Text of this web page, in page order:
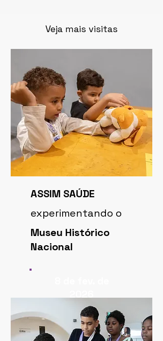
Veja mais visitas
ASSIM SAÚDE
experimentando o
Museu Histórico
Nacional
2026